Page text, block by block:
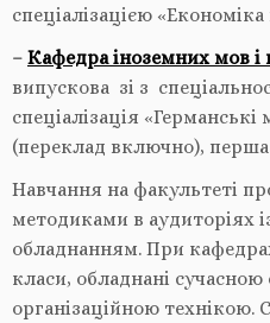
спеціалізацією
– Кафедра іноземних мов і
випускова зі з
спеціалізація
(переклад включно), перша
Навчання на факультеті
методиками в аудиторіях
обладнанням. При
класи, обладнані
організаційною технікою.